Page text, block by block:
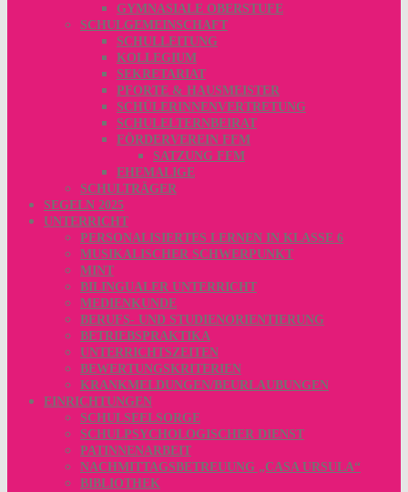
GYMNASIALE OBERSTUFE
SCHULGEMEINSCHAFT
SCHULLEITUNG
KOLLEGIUM
SEKRETARIAT
PFORTE & HAUSMEISTER
SCHÜLERINNENVERTRETUNG
SCHULELTERNBEIRAT
FÖRDERVEREIN FFM
SATZUNG FFM
EHEMALIGE
SCHULTRÄGER
SEGELN 2025
UNTERRICHT
PERSONALISIERTES LERNEN IN KLASSE 6
MUSIKALISCHER SCHWERPUNKT
MINT
BILINGUALER UNTERRICHT
MEDIENKUNDE
BERUFS- UND STUDIENORIENTIERUNG
BETRIEBSPRAKTIKA
UNTERRICHTSZEITEN
BEWERTUNGSKRITERIEN
KRANKMELDUNGEN/BEURLAUBUNGEN
EINRICHTUNGEN
SCHULSEELSORGE
SCHULPSYCHOLOGISCHER DIENST
PATINNENARBEIT
NACHMITTAGSBETREUUNG „CASA URSULA“
BIBLIOTHEK